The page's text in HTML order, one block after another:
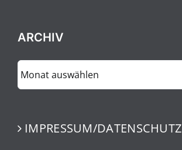
ARCHIV
ARCHIV
IMPRESSUM/DATENSCHUTZ